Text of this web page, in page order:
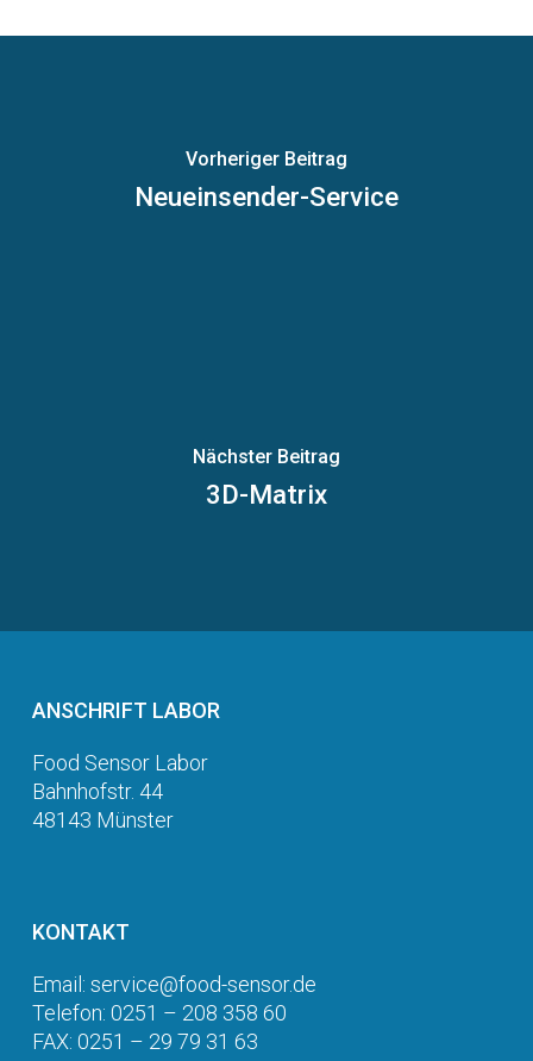
Vorheriger Beitrag
Neueinsender-Service
Nächster Beitrag
3D-Matrix
ANSCHRIFT LABOR
Food Sensor Labor
Bahnhofstr. 44
48143 Münster
KONTAKT
Email: service@food-sensor.de
Telefon: 0251 – 208 358 60
FAX: 0251 – 29 79 31 63